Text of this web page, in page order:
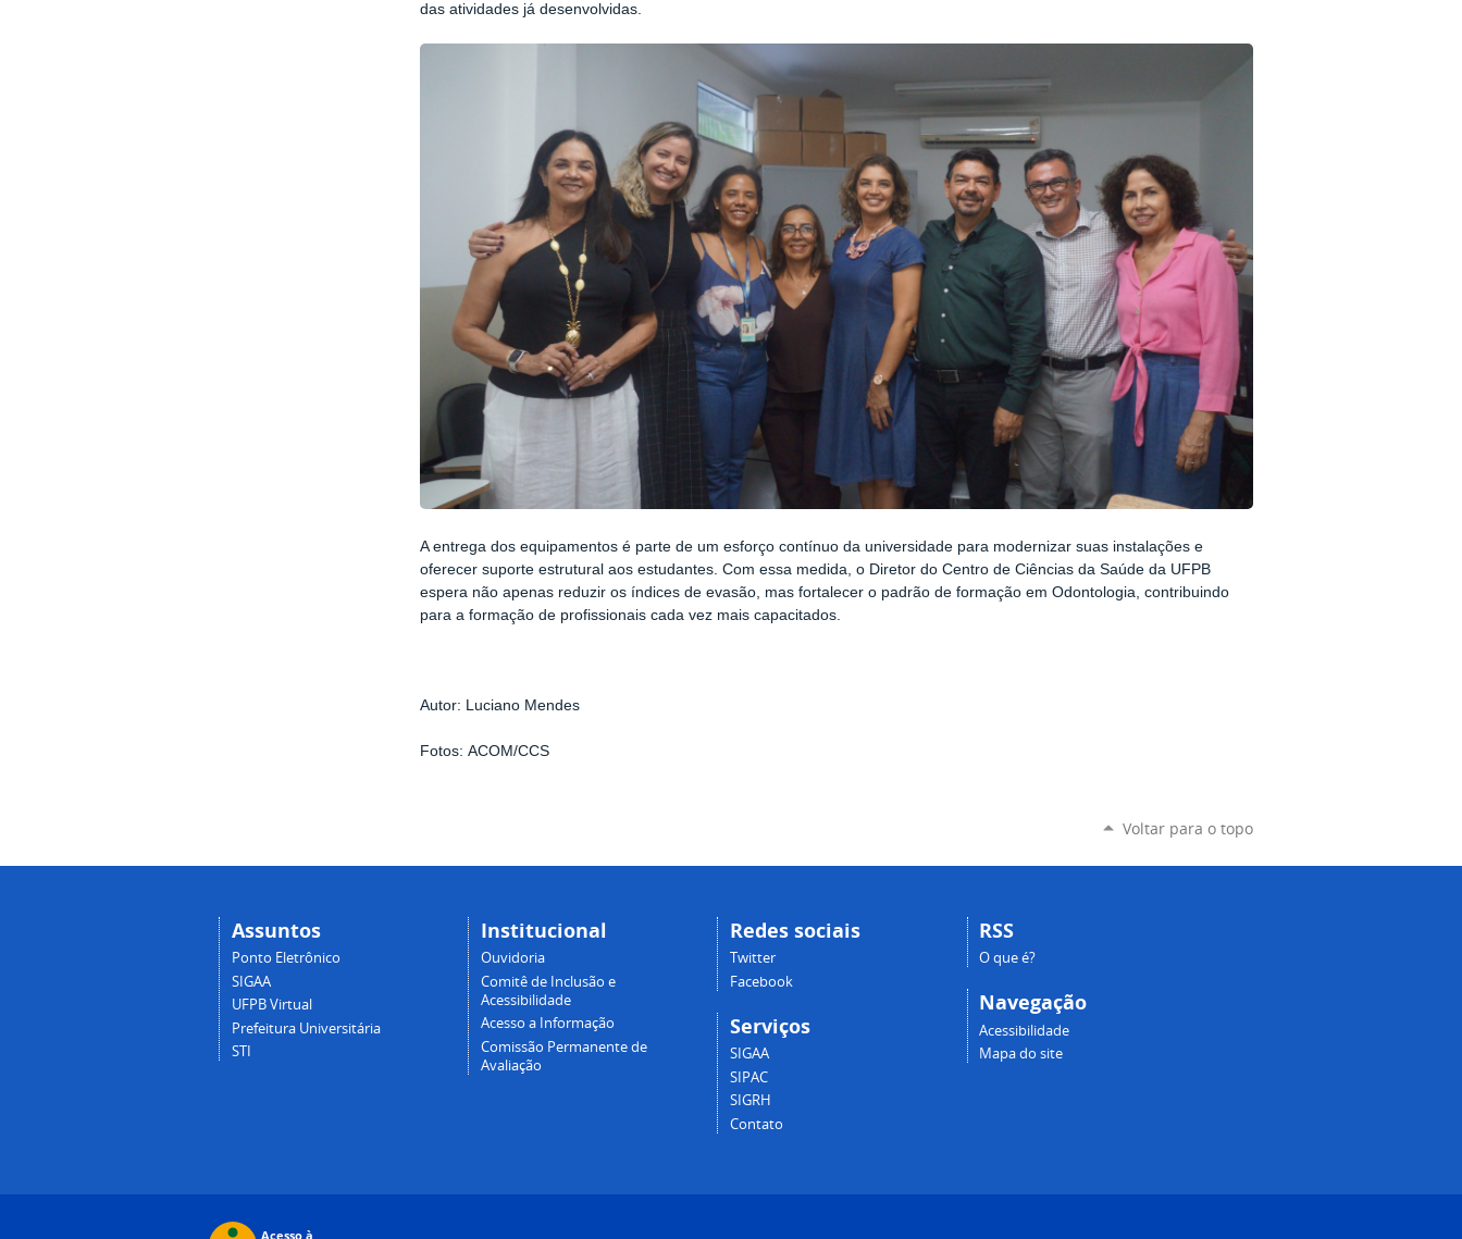
das atividades já desenvolvidas.
A entrega dos equipamentos é parte de um esforço contínuo da universidade para modernizar suas instalações e
oferecer suporte estrutural aos estudantes. Com essa medida, o Diretor do Centro de Ciências da Saúde da UFPB
espera não apenas reduzir os índices de evasão, mas fortalecer o padrão de formação em Odontologia, contribuindo
para a formação de profissionais cada vez mais capacitados.
Autor: Luciano Mendes
Fotos:ACOM/CCS
Voltar para o topo
Assuntos
Ponto Eletrônico
SIGAA
UFPB Virtual
Prefeitura Universitária
STI
Institucional
Ouvidoria
Comitê de Inclusão e
Acessibilidade
Acesso a Informação
Comissão Permanente de
Avaliação
Redes sociais
Twitter
Facebook
Serviços
SIGAA
SIPAC
SIGRH
Contato
RSS
O que é?
Navegação
Acessibilidade
Mapa do site